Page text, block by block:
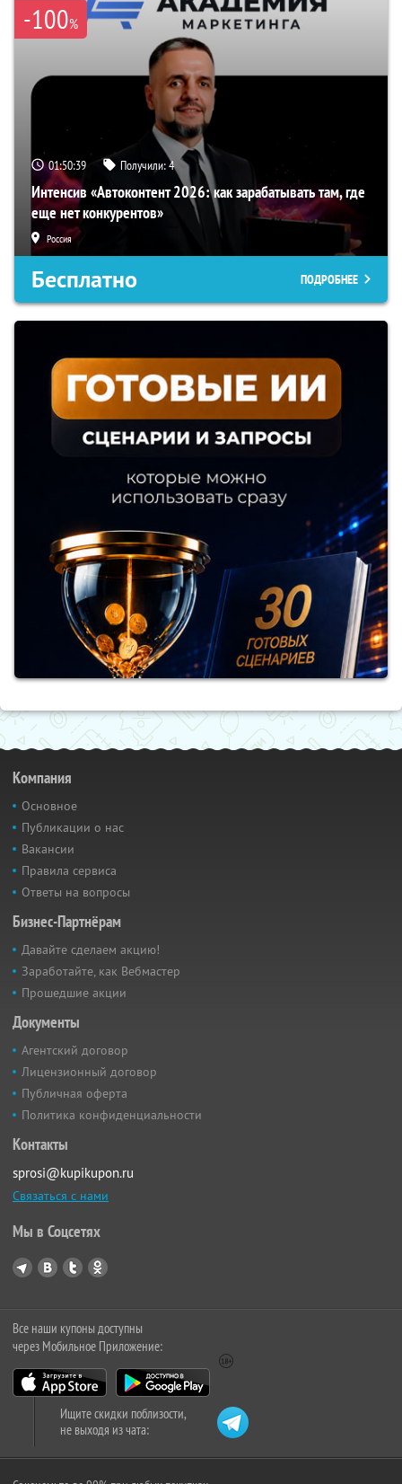
-100%
01:50:38 Получили:4
Интенсив «Автоконтент 2026: как зарабатывать там, где
еще нет конкурентов»
Россия
Бесплатно ПОДРОБНЕЕ
Компания
Основное
Публикации о нас
Вакансии
Правила сервиса
Ответы на вопросы
Бизнес-Партнёрам
Давайте сделаем акцию!
Заработайте, как Вебмастер
Прошедшие акции
Документы
Агентский договор
Лицензионный договор
Публичная оферта
Политика конфиденциальности
Контакты
sprosi@kupikupon.ru
Связаться с нами
Мы в Соцсетях
Все наши купоны доступны
через Мобильное Приложение:
Ищите скидки поблизости,
не выходя из чата: